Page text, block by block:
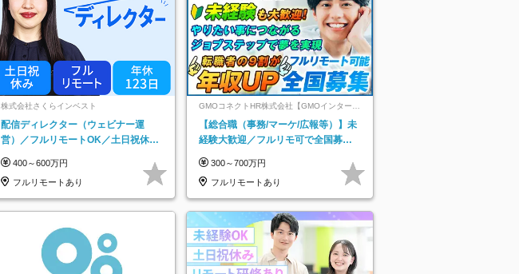
株式会社さくらインベスト
配信ディレクター（ウェビナー運
営）／フルリモートOK／土日祝休み
400～600万円
フルリモートあり
GMOコネクトHR株式会社【GMOインターネ
ットグループ】
【総合職（事務/マーケ/広報等）】未
経験大歓迎／フルリモ可で全国募
★
300～700万円
フルリモートあり